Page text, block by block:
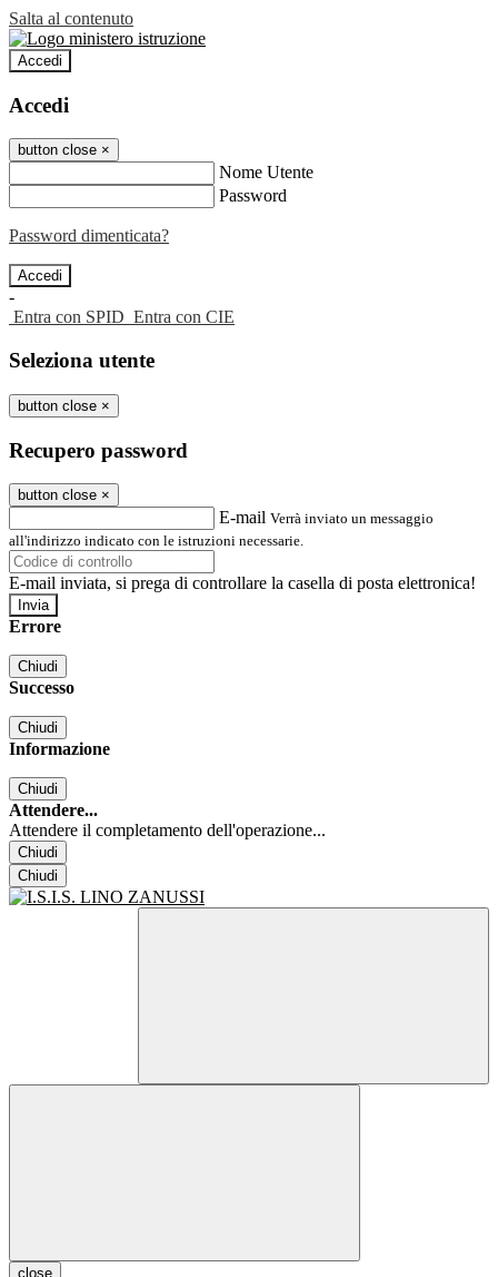
Salta al contenuto
Accedi
Accedi
button close ×
Nome Utente
Password
Password dimenticata?
-
Entra con SPID Entra con CIE
Seleziona utente
button close ×
Recupero password
button close ×
E-mail Verrà inviato un messaggio
all'indirizzo indicato con le istruzioni necessarie.
E-mail inviata, si prega di controllare la casella di posta elettronica!
Errore
Chiudi
Successo
Chiudi
Informazione
Chiudi
Attendere...
Attendere il completamento dell'operazione...
Chiudi
Chiudi
close